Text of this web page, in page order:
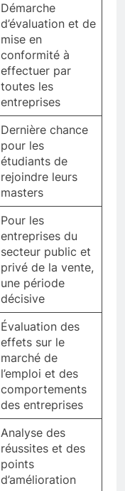
Démarche
d’évaluation et de
mise en
conformité à
effectuer par
toutes les
entreprises
Dernière chance
pour les
étudiants de
rejoindre leurs
masters
Pour les
entreprises du
secteur public et
privé de la vente,
une période
décisive
Évaluation des
effets sur le
marché de
l’emploi et des
comportements
des entreprises
Analyse des
réussites et des
points
d’amélioration